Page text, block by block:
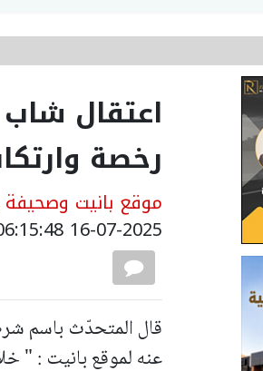
اعتقال
رخصة
موقع بانيت وصحيفة
16-07-2025 06:15:48
قال المتحدّث باسم
عنه لموقع بانيت : "